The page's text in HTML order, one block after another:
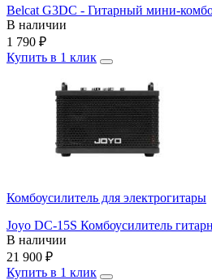
Belcat G3DC - Гитарный мини-
В наличии
1 790 ₽
Купить в 1 клик
Комбоусилитель для электрогитары
Joyo DC-15S Комбоусилитель
В наличии
21 900 ₽
Купить в 1 клик